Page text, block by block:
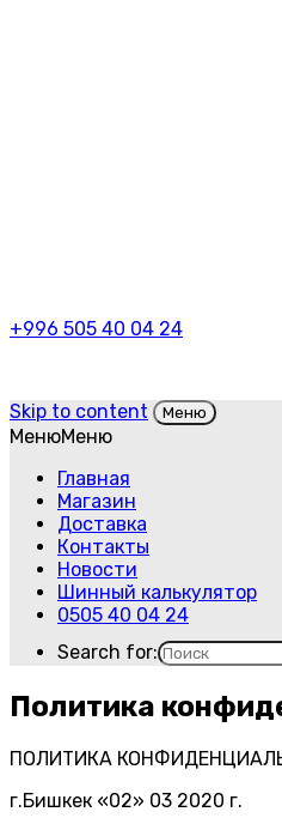
+996 505 40 04 24
Skip to content Меню
МенюМеню
Главная
Магазин
Доставка
Контакты
Новости
Шинный калькулятор
0505 40 04 24
Search for:
Политика
ПОЛИТИКА
г.Бишкек «02» 03 2020 г.